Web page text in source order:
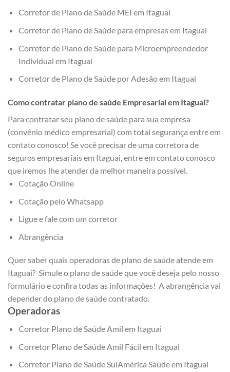
Corretor de Plano de Saúde MEI em Itaguai
Corretor de Plano de Saúde para empresas em Itaguai
Corretor de Plano de Saúde para Microempreendedor
Individual em Itaguai
Corretor de Plano de Saúde por Adesão em Itaguai
Como contratar plano de saúde Empresarial em Itaguai?
Para contratar seu plano de saúde para sua empresa
(convênio médico empresarial) com total segurança entre em
contato conosco! Se você precisar de uma corretora de
seguros empresariais em Itaguai, entre em contato conosco
que iremos lhe atender da melhor maneira possível.
Cotação Online
Cotação pelo Whatsapp
Ligue e fale com um corretor
Abrangência
Quer saber quais operadoras de plano de saúde atende em
Itaguai? Simule o plano de saúde que você deseja pelo nosso
formulário e confira todas as informações! A abrangência vai
depender do plano de saúde contratado.
Operadoras
Corretor Plano de Saúde Amil em Itaguai
Corretor Plano de Saúde Amil Fácil em Itaguai
Corretor Plano de Saúde SulAmérica Saúde em Itaguai